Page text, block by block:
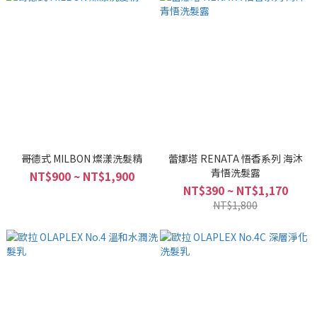
哥德式 MILBON 燦漾洗髮精
NT$900 ~ NT$1,900
蕾娜塔 RENATA 悟香系列 海沐
青悟洗髮露
NT$390 ~ NT$1,170
NT$1,800